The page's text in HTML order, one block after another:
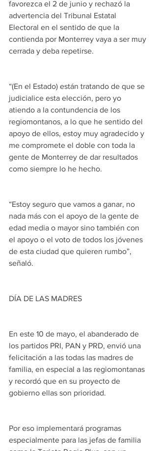
favorezca el 2 de junio y rechazó la
advertencia del Tribunal Estatal
Electoral en el sentido de que la
contienda por Monterrey vaya a ser muy
cerrada y deba repetirse.
“(En el Estado) están tratando de que se
judicialice esta elección, pero yo
atiendo a la contundencia de los
regiomontanos, a lo que he sentido del
apoyo de ellos, estoy muy agradecido y
me compromete el doble con toda la
gente de Monterrey de dar resultados
como siempre lo he hecho.
“Estoy seguro que vamos a ganar, no
nada más con el apoyo de la gente de
edad media o mayor sino también con
el apoyo o el voto de todos los jóvenes
de esta ciudad que quieren rumbo”,
señaló.
DÍA DE LAS MADRES
En este 10 de mayo, el abanderado de
los partidos PRI, PAN y PRD, envió una
felicitación a las todas las madres de
familia, en especial a las regiomontanas
y recordó que en su proyecto de
gobierno ellas son prioridad.
Por eso implementará programas
especialmente para las jefas de familia